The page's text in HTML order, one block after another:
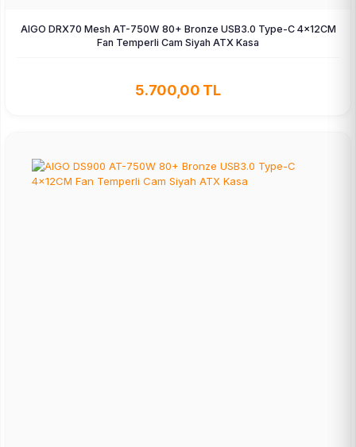
AIGO DRX70 Mesh AT-750W 80+ Bronze USB3.0 Type-C 4×12CM
Fan Temperli Cam Siyah ATX Kasa
5.700,00 TL